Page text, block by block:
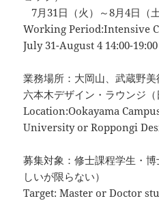
7月31日（火）～8月4日（
Working Period:Intensive
July 31-August 4
業務場所：大岡山、武蔵野
六本木デザイン・ラウンジ（
Location:Ookayama
University or Roppongi
募集対象：修士課程学生・
しいが限らない）
Target: Master or Doctor